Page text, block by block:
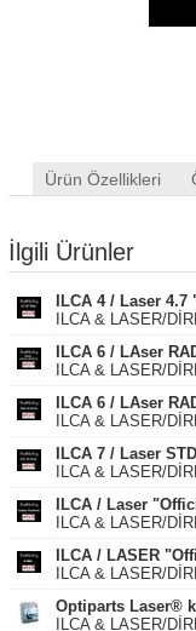
Ürün Özellikleri
İlgili Ürünler
ILCA 4 / Laser
ILCA & LASER/
ILCA 6 / LAser
ILCA & LASER/
ILCA 6 / LAser
ILCA & LASER/
ILCA 7 / Laser
ILCA & LASER/
ILCA / Laser
ILCA & LASER/
ILCA / LASER
ILCA & LASER/
Optiparts Laser®
ILCA & LASER/